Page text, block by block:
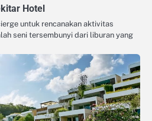
Hotel
untuk rencanakan aktivitas
seni tersembunyi dari liburan yang